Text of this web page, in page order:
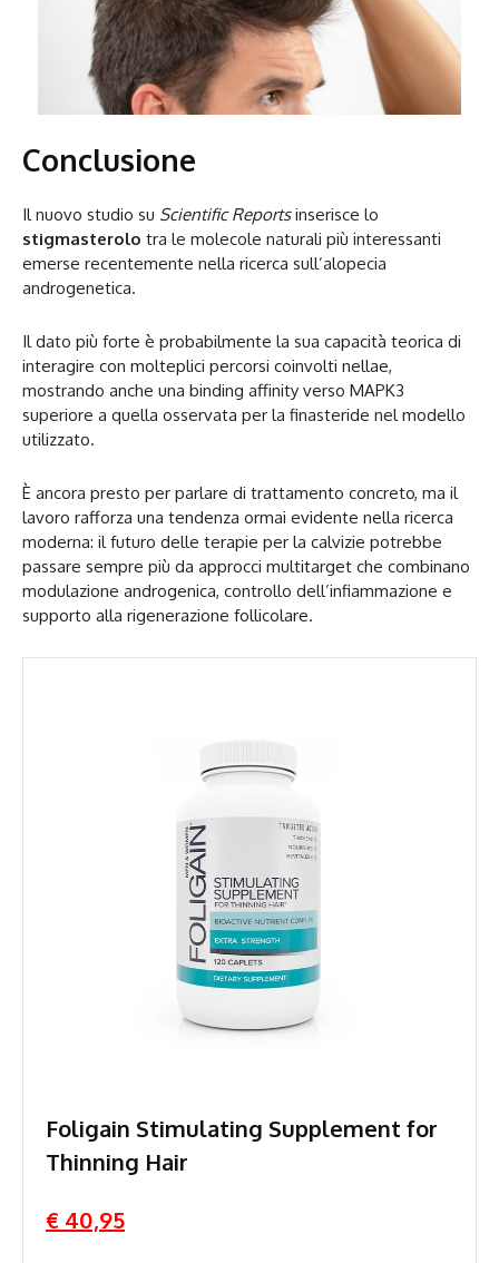
Conclusione
Il nuovo studio su Scientific Reportsinserisce lo
stigmasterolo tra le molecole naturali più interessanti
emerse recentemente nella ricerca sull’alopecia
androgenetica.
Il dato più forte è probabilmente la sua capacità teorica di
interagire con molteplici percorsi coinvolti nellae,
mostrando anche una binding affinity verso MAPK3
superiore a quella osservata per la finasteride nel modello
utilizzato.
È ancora presto per parlare di trattamento concreto, ma il
lavoro rafforza una tendenza ormai evidente nella ricerca
moderna: il futuro delle terapie per la calvizie potrebbe
passare sempre più da approcci multitarget che combinano
modulazione androgenica, controllo dell’infiammazione e
supporto alla rigenerazione follicolare.
Foligain Stimulating Supplement for
Thinning Hair
€ 40,95